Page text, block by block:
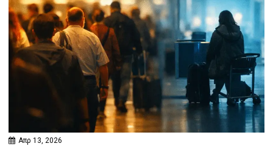
Απρ 13, 2026